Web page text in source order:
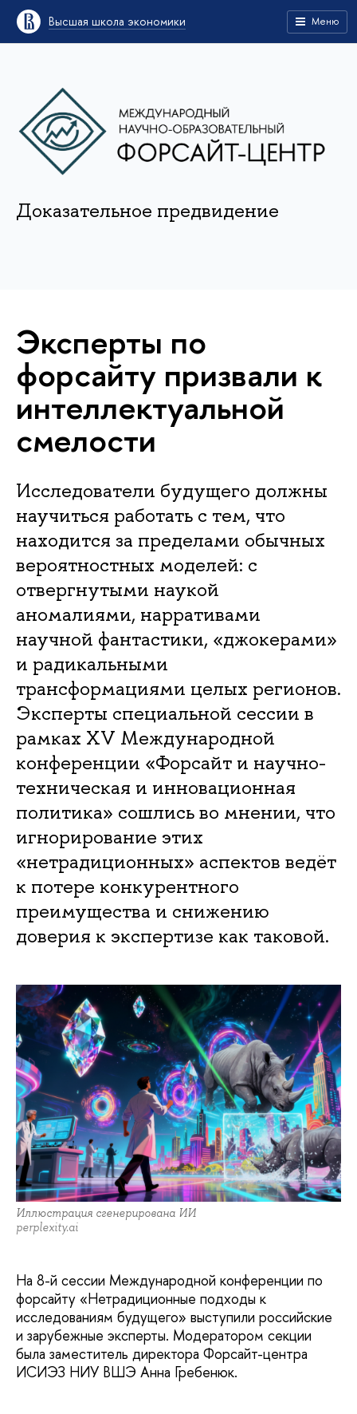
Высшая школа экономики Меню
Доказательное предвидение
Эксперты по
форсайту призвали к
интеллектуальной
смелости
Исследователи будущего должны
научиться работать с тем, что
находится за пределами обычных
вероятностных моделей: с
отвергнутыми наукой
аномалиями, нарративами
научной фантастики, «джокерами»
и радикальными
трансформациями целых регионов.
Эксперты специальной сессии в
рамках XV Международной
конференции «Форсайт и научно-
техническая и инновационная
политика» сошлись во мнении, что
игнорирование этих
«нетрадиционных» аспектов ведёт
к потере конкурентного
преимущества и снижению
доверия к экспертизе как таковой.
Иллюстрация сгенерирована ИИ
perplexity.ai
На 8-й сессии Международной конференции по
форсайту «Нетрадиционные подходы к
исследованиям будущего» выступили российские
и зарубежные эксперты. Модератором секции
была заместитель директора Форсайт-центра
ИСИЭЗ НИУ ВШЭ Анна Гребенюк.